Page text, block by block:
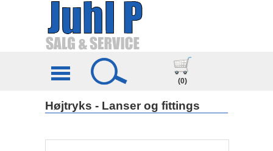
(0)
Højtryks - Lanser og fittings